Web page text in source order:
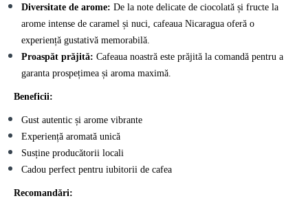
Diversitate de arome: De la note delicate de ciocolată și fructe la
arome intense de caramel și nuci, cafeaua Nicaragua oferă o
experiență gustativă memorabilă.
Proaspăt prăjită: Cafeaua noastră este prăjită la comandă pentru a
garanta prospețimea și aroma maximă.
Beneficii:
Gust autentic și arome vibrante
Experiență aromată unică
Susține producătorii locali
Cadou perfect pentru iubitorii de cafea
Recomandări: